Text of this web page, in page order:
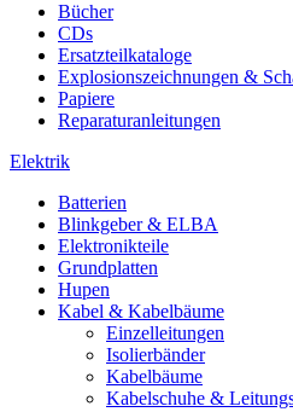
Bücher
CDs
Ersatzteilkataloge
Explosionszeichnungen &
Papiere
Reparaturanleitungen
Elektrik
Batterien
Blinkgeber & ELBA
Elektronikteile
Grundplatten
Hupen
Kabel & Kabelbäume
Einzelleitungen
Isolierbänder
Kabelbäume
Kabelschuhe &